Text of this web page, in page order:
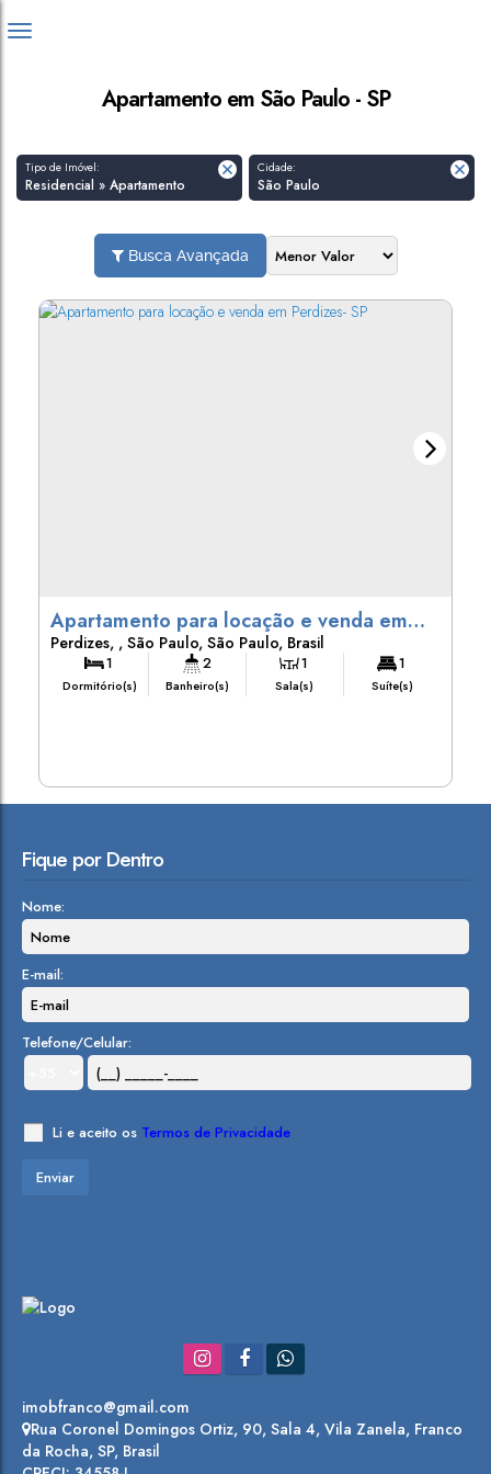
Apartamento em São Paulo - SP
Tipo de Imóvel:
Residencial » Apartamento
Cidade:
São Paulo
Busca Avançada
Apartamento para locação e venda em
Perdizes- SP
Perdizes , São Paulo, São Paulo, Brasil
1
Dormitório(s)
2
Banheiro(s)
1
Sala(s)
1
Suíte(s)
Fique por Dentro
Nome:
E-mail:
Telefone/Celular:
Li e aceito os Termos de Privacidade
imobfranco@gmail.com
Rua Coronel Domingos Ortiz, 90, Sala 4, Vila Zanela, Franco
da Rocha, SP, Brasil